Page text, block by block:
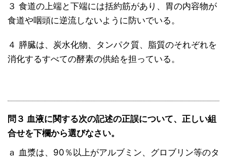
３ 食道の上端と下端には括約筋があり、胃の内容物が
食道や咽頭に逆流しないように防いでいる。
４ 膵臓は、炭水化物、タンパク質、脂質のそれぞれを
消化するすべての酵素の供給を担っている。
問３ 血液に関する次の記述の正誤について、正しい組
合せを下欄から選びなさい。
ａ 血漿は、90％以上がアルブミン、グロブリン等のタ